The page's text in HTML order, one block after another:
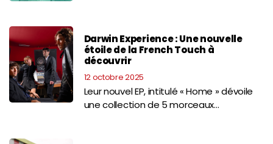
Darwin Experience : Une nouvelle
étoile de la French Touch à
découvrir
12 octobre 2025
Leur nouvel EP, intitulé « Home » dévoile
une collection de 5 morceaux…